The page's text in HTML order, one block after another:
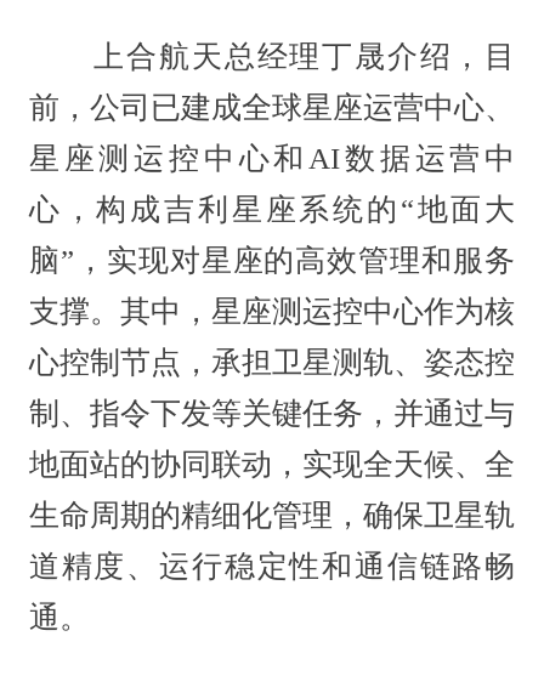
上合航天总经理丁晟介绍，目
前，公司已建成全球星座运营中心、
星座测运控中心和AI数据运营中
心，构成吉利星座系统的“地面大
脑”，实现对星座的高效管理和服务
支撑。其中，星座测运控中心作为核
心控制节点，承担卫星测轨、姿态控
制、指令下发等关键任务，并通过与
地面站的协同联动，实现全天候、全
生命周期的精细化管理，确保卫星轨
道精度、运行稳定性和通信链路畅
通。